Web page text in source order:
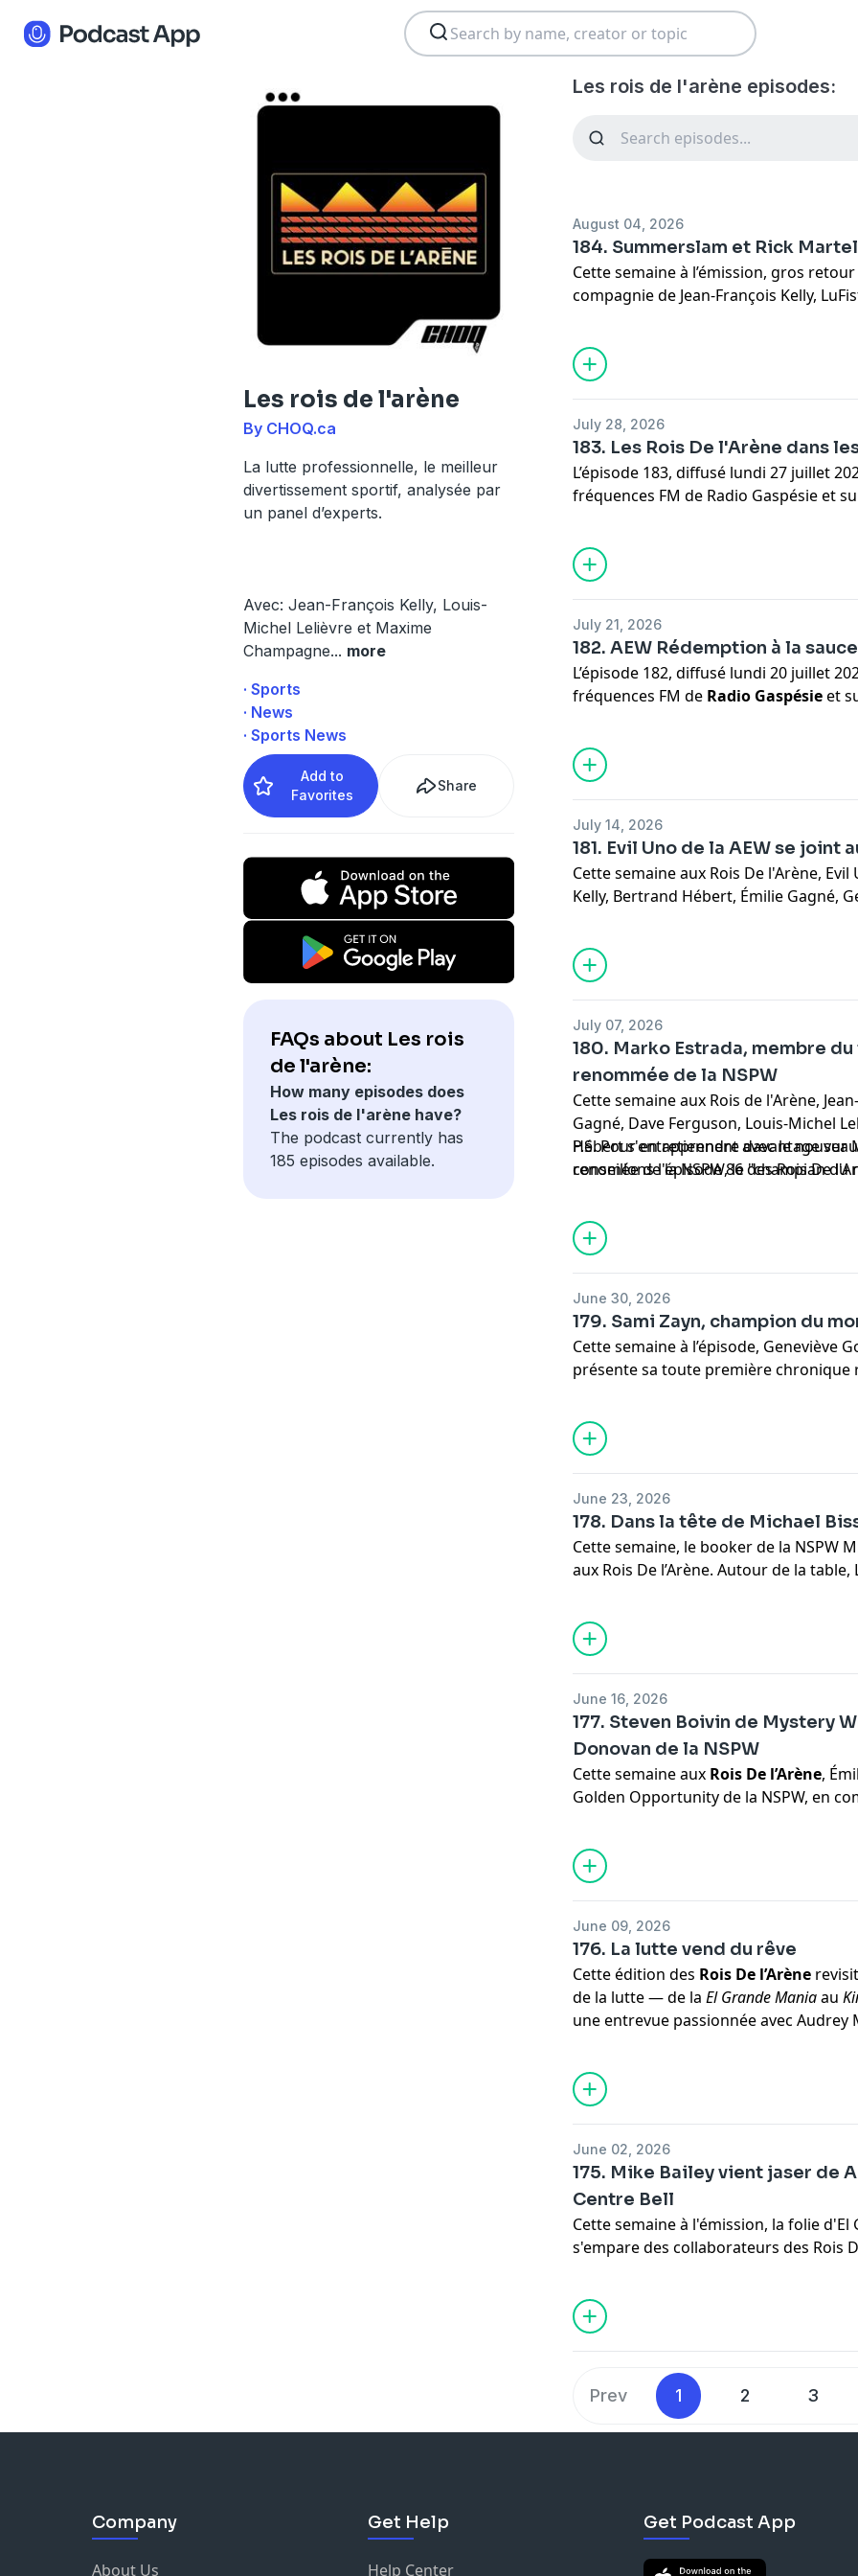
Les rois de l'arène
By CHOQ.ca
La lutte professionnelle, le meilleur
divertissement sportif, analysée par
un panel d’experts.
Avec: Jean-François Kelly, Louis-
Michel Lelièvre et Maxime
Champagne... more
· Sports
· News
· Sports News
Add to
Favorites
Share
FAQs about Les rois
de l'arène:
How many episodes does
Les rois de l'arène have?
The podcast currently has
185 episodes available.
Les rois de l'arène episodes:
August 04, 2026
184. Summerslam et Rick
Cette semaine à l’émission, gros
compagnie de Jean-François Kelly,
Hébert qui était présent à
Martel. Aussi, entrevue avec le lutteur
(Mathieu Ménard).
July 28, 2026
183. Les Rois De l'Arène dans
L’épisode 183, diffusé lundi 27 juillet
fréquences FM de Radio Gaspésie et
est maintenant disponible en balado
CHOQ. Cette semaine aux Rois De
reçoit deux chouchous de l'émission :
Maxime Champagne. Tous
de la AEW, une nouvelle chronique "Il
entrevues téléphoniques avec Louis-
et Audrey Moreau. Abonnez-vous sur
la page Facebook desRois De l'Arène!
July 21, 2026
182. AEW Rédemption à la
L’épisode 182, diffusé lundi 20 juillet
fréquences FM de Radio Gaspésieet
est maintenant disponible en balado
Dave Ferguson, Bertrand Hébert,
Émilie Gagné reviennent sur les
revisité à la sauce gaspésienne, une
de savoir bien se vendre dans le
Top-10 à l'aveugle des meilleurs
Abonnez-vous sur Apple et/ou Spotify
July 14, 2026
181. Evil Uno de la AEW se joint
Cette semaine aux Rois De l'Arène, Evil
Kelly, Bertrand Hébert, Émilie Gagné,
Dave Ferguson et Louis-Michel
galas de Mystery Wrestling et de la All
tiendront à la fin du mois de juillet, à
July 07, 2026
180. Marko Estrada, membre
renommée de la NSPW
Cette semaine aux Rois de l'Arène,
Gagné, Dave Ferguson, Louis-Michel
Hébert s'entretiennent avec le
renomée de la NSPW, le "champian
Aussi au menu : Comiccon, Mick
P.S. Pour en apprendre davantage sur
conseillons l'épisode 86 des Rois De
June 30, 2026
179. Sami Zayn, champion du
Cette semaine à l’épisode, Geneviève
présente sa toute première chronique
victoire de Sami Zayn à Night of
québécoise d’Émilie Gagné, pire
Ferguson, les NATM de Jean-François
préférée de Brother Bertrand Hébert,
June 23, 2026
178. Dans la tête de Michael
Cette semaine, le booker de la NSPW
aux Rois De l’Arène. Autour de la
François Kelly, Émilie Gagné, Brother
Ferguson parlent également du King
la lutte québécoise et de la TNA.
June 16, 2026
177. Steven Boivin de Mystery
Donovan de la NSPW
Cette semaine aux Rois De l’Arène,
Golden Opportunity de la NSPW, en
LuFisto (Geneviève Goulet), Dave
discutent avec Steven Boivin de
d’épisode,
Bertrand Hébert
June 09, 2026
176. La lutte vend du rêve
Cette édition des Rois De l’Arène
de la lutte — de laEl Grande Maniaau
une entrevue passionnée avec Audrey
dynamise le tout avec un jeu
des amateurs. Avec Jean-François
Goulet (LuFisto), Émilie Gagné,
Moreau.
June 02, 2026
175. Mike Bailey vient jaser de
Centre Bell
Cette semaine à l'émission, la folie d'El
s'empare des collaborateurs des Rois
Lelièvre, Geneviève Goulet, Jean-
Bertrand Hébert et Émilie Gagné
entre les deux El Grande Americano,
Los Grandes, à la Triple A. De plus,
juillet, ainsi que Mathis Myre pour
Rivalité : Le dernier chapitre, qui se
Hawkesbury.
Prev 1 2 3
Company
About Us
Get Help
Help Center
Get Podcast App